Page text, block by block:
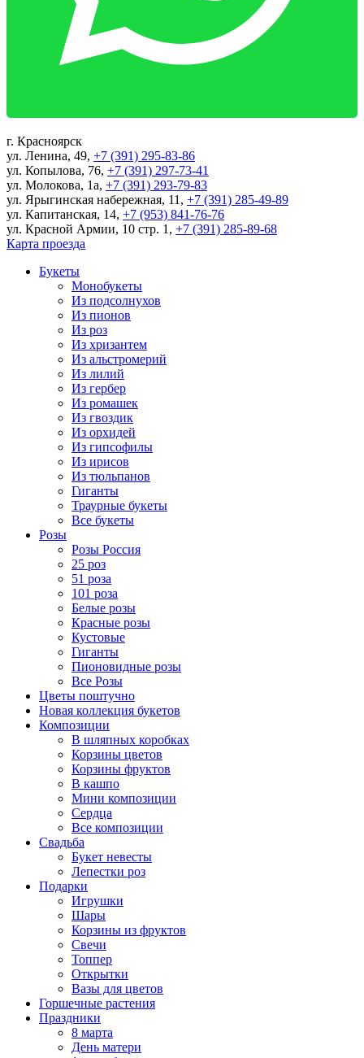
г. Красноярск
ул. Ленина, 49, +7 (391) 295-83-86
ул. Копылова, 76, +7 (391) 297-73-41
ул. Молокова, 1а, +7 (391) 293-79-83
ул. Ярыгинская набережная, 11 , +7 (391) 285-49-89
ул. Капитанская, 14, +7 (953) 841-76-76
ул. Красной Армии, 10 стр. 1 , +7 (391) 285-89-68
Карта проезда
Букеты
Монобукеты
Из подсолнухов
Из пионов
Из роз
Из хризантем
Из альстромерий
Из лилий
Из гербер
Из ромашек
Из гвоздик
Из орхидей
Из гипсофилы
Из ирисов
Из тюльпанов
Гиганты
Траурные букеты
Все букеты
Розы
Розы Россия
25 роз
51 роза
101 роза
Белые розы
Красные розы
Кустовые
Гиганты
Пионовидные розы
Все Розы
Цветы поштучно
Новая коллекция букетов
Композиции
В шляпных коробках
Корзины цветов
Корзины фруктов
В кашпо
Мини композиции
Сердца
Все композиции
Свадьба
Букет невесты
Лепестки роз
Подарки
Игрушки
Шары
Корзины из фруктов
Свечи
Топпер
Открытки
Вазы для цветов
Горшечные растения
Праздники
8 марта
День матери